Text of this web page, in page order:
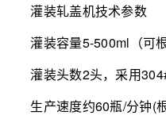
灌装轧盖机技术参数
灌装容量5-500ml（可
灌装头数2头，采用
生产速度约60瓶/分钟(